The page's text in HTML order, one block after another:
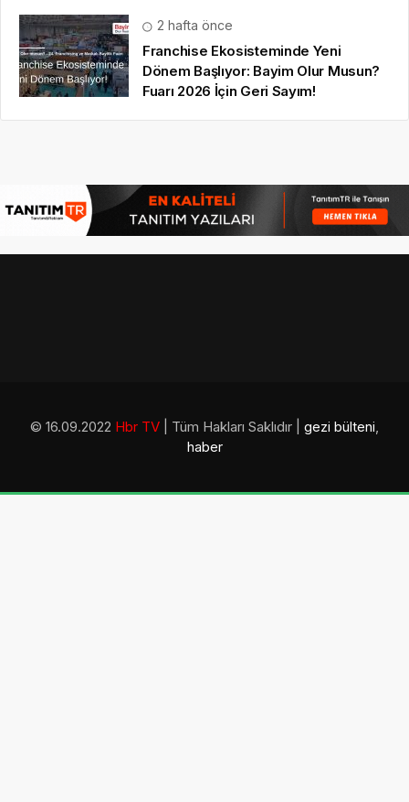
2 hafta önce
Franchise Ekosisteminde Yeni
Dönem Başlıyor: Bayim Olur Musun?
Fuarı 2026 İçin Geri Sayım!
© 16.09.2022 Hbr TV | Tüm Hakları Saklıdır | gezi bülteni,
haber